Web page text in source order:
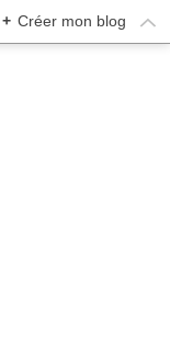
+ Créer mon blog